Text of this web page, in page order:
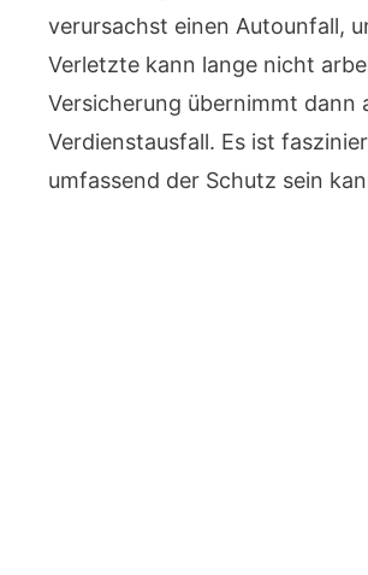
verursachst einen Autounfall,
Verletzte kann lange nicht
Versicherung übernimmt dann
Verdienstausfall. Es ist
umfassend der Schutz sein